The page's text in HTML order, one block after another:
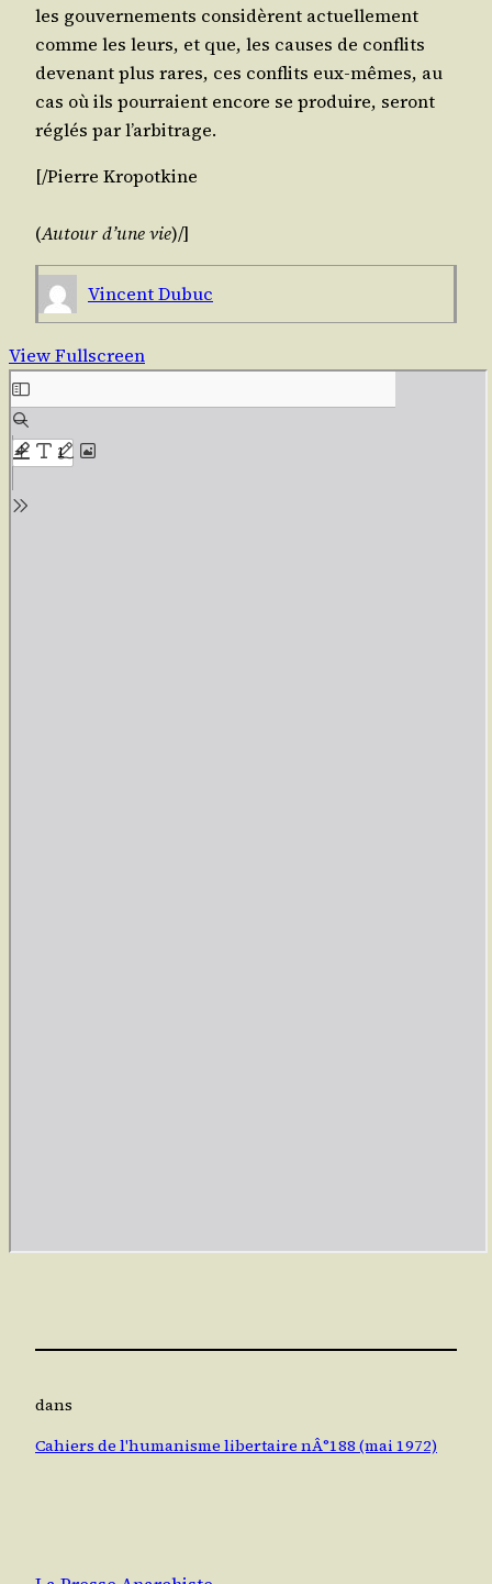
les gou­ver­ne­ments consi­dèrent actuel­le­ment
comme les leurs, et que, les causes de conflits
deve­nant plus rares, ces conflits eux-mêmes, au
cas où ils pour­raient encore se pro­duire, seront
réglés par l’arbitrage.
[/​Pierre Kro­pot­kine
(Autour d’une vie)/​]
Vincent Dubuc
View Fullscreen
dans
Cahiers de l'humanisme libertaire nÂ°188 (mai 1972)